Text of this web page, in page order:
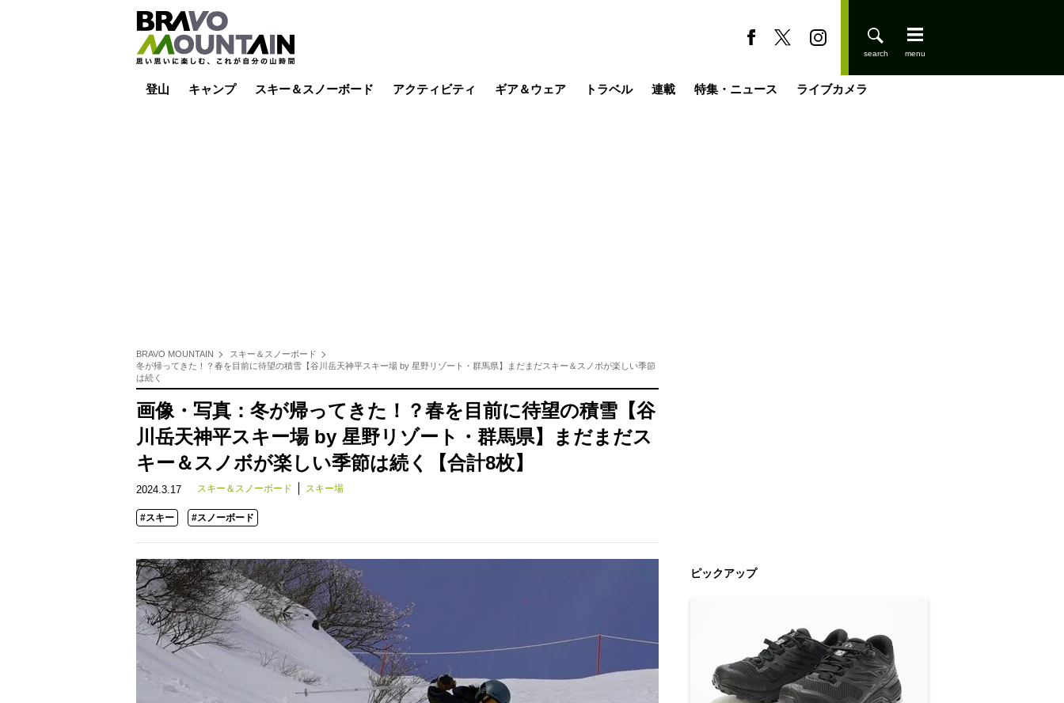
登山 キャンプ スキー＆スノーボード アクティビティ ギア＆ウェア トラベル 連載 特集・ニュース ライブカメラ
BRAVO MOUNTAIN
スキー＆スノーボード
冬が帰ってきた！？春を目前に待望の積雪【谷川岳天神平スキー場 by 星野リゾート・群馬県】まだまだスキー＆スノボが楽しい季節
は続く
画像・写真：冬が帰ってきた！？春を目前に待望の積雪【谷
川岳天神平スキー場 by 星野リゾート・群馬県】まだまだス
キー＆スノボが楽しい季節は続く【合計8枚】
2024.3.17 スキー＆スノーボード スキー場
#スキー #スノーボード
ピックアップ